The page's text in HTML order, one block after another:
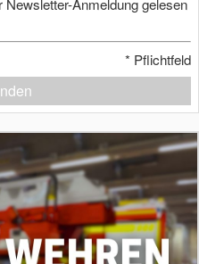
Newsletter-Anmeldung gelesen
* Pflichtfeld